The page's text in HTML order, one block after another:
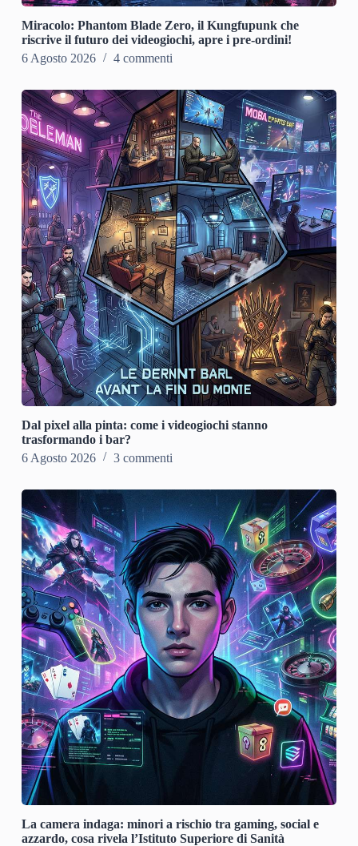
Miracolo: Phantom Blade Zero, il Kungfupunk che
riscrive il futuro dei videogiochi, apre i pre-ordini!
6 Agosto 2026
4 commenti
Dal pixel alla pinta: come i videogiochi stanno
trasformando i bar?
6 Agosto 2026
3 commenti
La camera indaga: minori a rischio tra gaming, social e
azzardo, cosa rivela l’Istituto Superiore di Sanità